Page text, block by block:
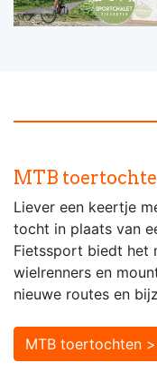
MTB
Liever een keertje
tocht in plaats van
Fietssport biedt het
wielrenners en
nieuwe routes en
MTB toertochten >